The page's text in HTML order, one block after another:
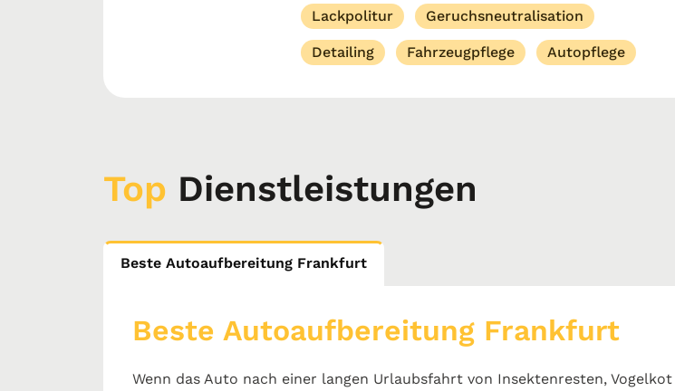
Lackpolitur Geruchsneutralisation
Detailing Fahrzeugpflege Autopflege
Top Dienstleistungen
Beste Autoaufbereitung Frankfurt
Beste Autoaufbereitung Frankfurt
Wenn das Auto nach einer langen Urlaubsfahrt von Insektenresten, Vogelkot